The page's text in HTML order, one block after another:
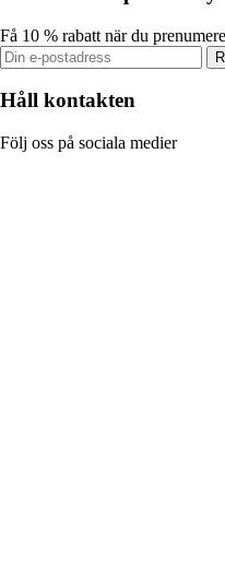
Få 10 % rabatt när du
Håll kontakten
Följ oss på sociala medier